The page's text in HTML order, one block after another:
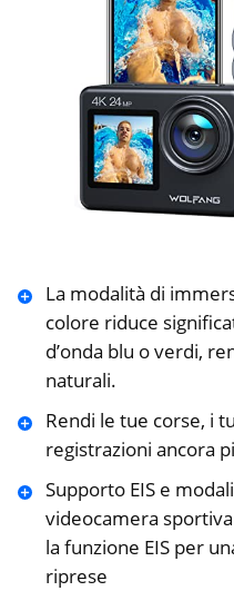
La modalità di
colore riduce
d’onda blu o verdi,
naturali.
Rendi le tue corse, i
registrazioni ancora
Supporto EIS e
videocamera
la funzione EIS per
riprese